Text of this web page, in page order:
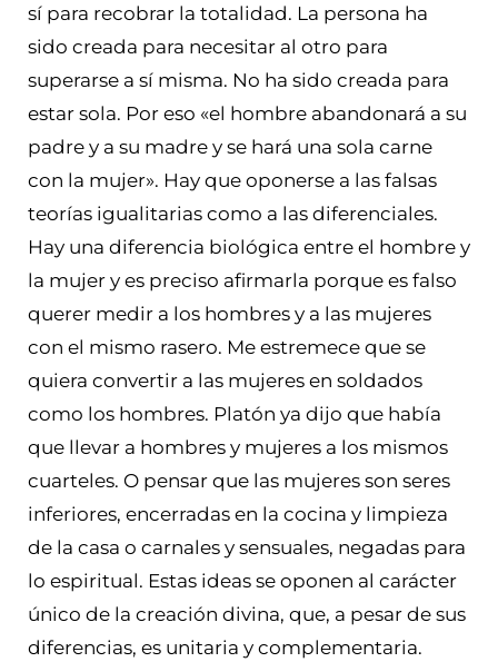
sí para recobrar la totalidad. La persona ha
sido creada para necesitar al otro para
superarse a sí misma. No ha sido creada para
estar sola. Por eso «el hombre abandonará a su
padre y a su madre y se hará una sola carne
con la mujer». Hay que oponerse a las falsas
teorías igualitarias como a las diferenciales.
Hay una diferencia biológica entre el hombre y
la mujer y es preciso afirmarla porque es falso
querer medir a los hombres y a las mujeres
con el mismo rasero. Me estremece que se
quiera convertir a las mujeres en soldados
como los hombres. Platón ya dijo que había
que llevar a hombres y mujeres a los mismos
cuarteles. O pensar que las mujeres son seres
inferiores, encerradas en la cocina y limpieza
de la casa o carnales y sensuales, negadas para
lo espiritual. Estas ideas se oponen al carácter
único de la creación divina, que, a pesar de sus
diferencias, es unitaria y complementaria.